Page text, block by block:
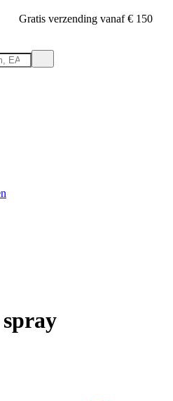
Gratis verzending vanaf € 150